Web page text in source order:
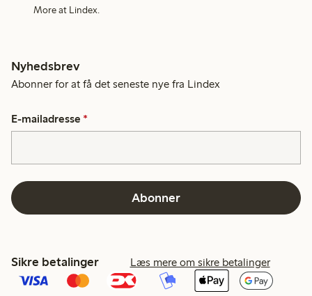
More at Lindex.
Nyhedsbrev
Abonner for at få det seneste nye fra Lindex
E-mailadresse *
Abonner
Sikre betalinger Læs mere om sikre betalinger